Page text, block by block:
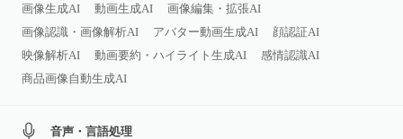
画像生成AI 動画生成AI
画像編集・拡張AI
画像認識・画像解析AI
アバター動画生成AI
顔認証AI
映像解析AI
動画要約・ハイライト生成AI
感情認識AI
商品画像自動生成AI
音声・言語処理